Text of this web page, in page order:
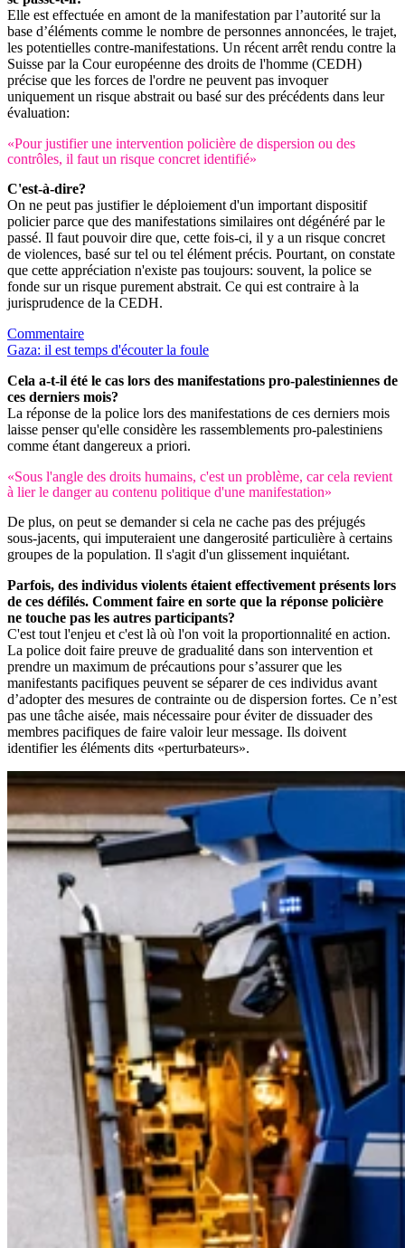
Elle est effectuée en amont de la manifestation par l’autorité sur la
base d’éléments comme le nombre de personnes annoncées, le trajet,
les potentielles contre-manifestations. Un récent arrêt rendu contre la
Suisse par la Cour européenne des droits de l'homme (CEDH)
précise que les forces de l'ordre ne peuvent pas invoquer
uniquement un risque abstrait ou basé sur des précédents dans leur
évaluation:
«Pour justifier une intervention policière de dispersion ou des
contrôles, il faut un risque concret identifié»
C'est-à-dire?
On ne peut pas justifier le déploiement d'un important dispositif
policier parce que des manifestations similaires ont dégénéré par le
passé. Il faut pouvoir dire que, cette fois-ci, il y a un risque concret
de violences, basé sur tel ou tel élément précis. Pourtant, on constate
que cette appréciation n'existe pas toujours: souvent, la police se
fonde sur un risque purement abstrait. Ce qui est contraire à la
jurisprudence de la CEDH.
Commentaire
Gaza: il est temps d'écouter la foule
Cela a-t-il été le cas lors des manifestations pro-palestiniennes de
ces derniers mois?
La réponse de la police lors des manifestations de ces derniers mois
laisse penser qu'elle considère les rassemblements pro-palestiniens
comme étant dangereux a priori.
«Sous l'angle des droits humains, c'est un problème, car cela revient
à lier le danger au contenu politique d'une manifestation»
De plus, on peut se demander si cela ne cache pas des préjugés
sous-jacents, qui imputeraient une dangerosité particulière à certains
groupes de la population. Il s'agit d'un glissement inquiétant.
Parfois, des individus violents étaient effectivement présents lors
de ces défilés. Comment faire en sorte que la réponse policière
ne touche pas les autres participants?
C'est tout l'enjeu et c'est là où l'on voit la proportionnalité en action.
La police doit faire preuve de gradualité dans son intervention et
prendre un maximum de précautions pour s’assurer que les
manifestants pacifiques peuvent se séparer de ces individus avant
d’adopter des mesures de contrainte ou de dispersion fortes. Ce n’est
pas une tâche aisée, mais nécessaire pour éviter de dissuader des
membres pacifiques de faire valoir leur message. Ils doivent
identifier les éléments dits «perturbateurs».